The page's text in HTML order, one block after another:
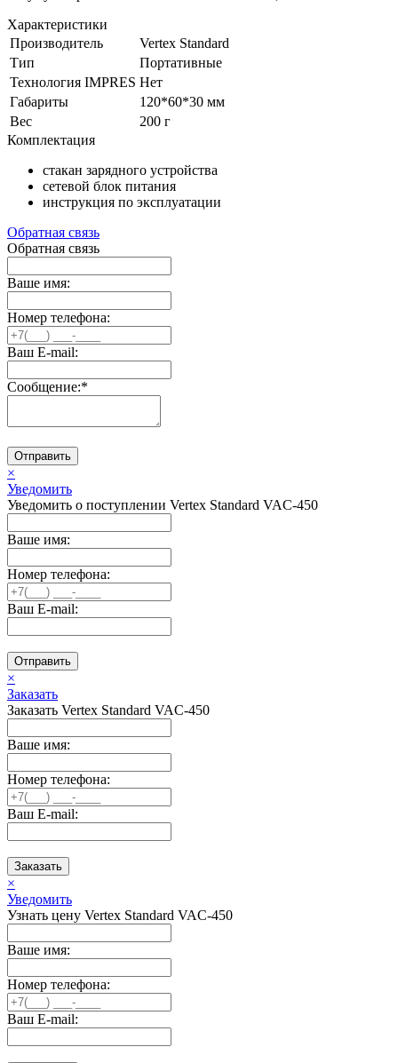
Характеристики
Производитель
Vertex Standard
Тип
Портативные
Технология IMPRES Нет
Габариты
120*60*30 мм
Вес
200 г
Комплектация
стакан зарядного устройства
сетевой блок питания
инструкция по эксплуатации
Обратная связь
Обратная связь
Ваше имя:
Номер телефона:
Ваш E-mail:
Сообщение:*
Отправить
×
Уведомить
Уведомить о поступлении Vertex Standard VAC-450
Ваше имя:
Номер телефона:
Ваш E-mail:
Отправить
×
Заказать
Заказать Vertex Standard VAC-450
Ваше имя:
Номер телефона:
Ваш E-mail:
Заказать
×
Уведомить
Узнать цену Vertex Standard VAC-450
Ваше имя:
Номер телефона:
Ваш E-mail: